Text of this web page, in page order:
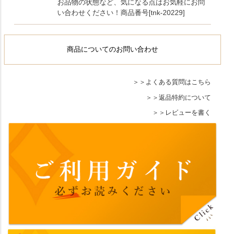
お品物の状態など、気になる点はお気軽にお問
い合わせください！商品番号[tnk-20229]
商品についてのお問い合わせ
よくある質問はこちら
返品特約について
レビューを書く